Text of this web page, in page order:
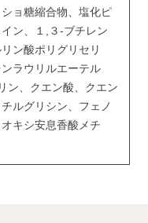
ョ糖縮合物、塩化ピ
ン、１,３-ブチレン
ン酸ポリグリセリ
ラウリルエーテル
ン、クエン酸、クエン
ルグリシン、フェノ
キシ安息香酸メチ